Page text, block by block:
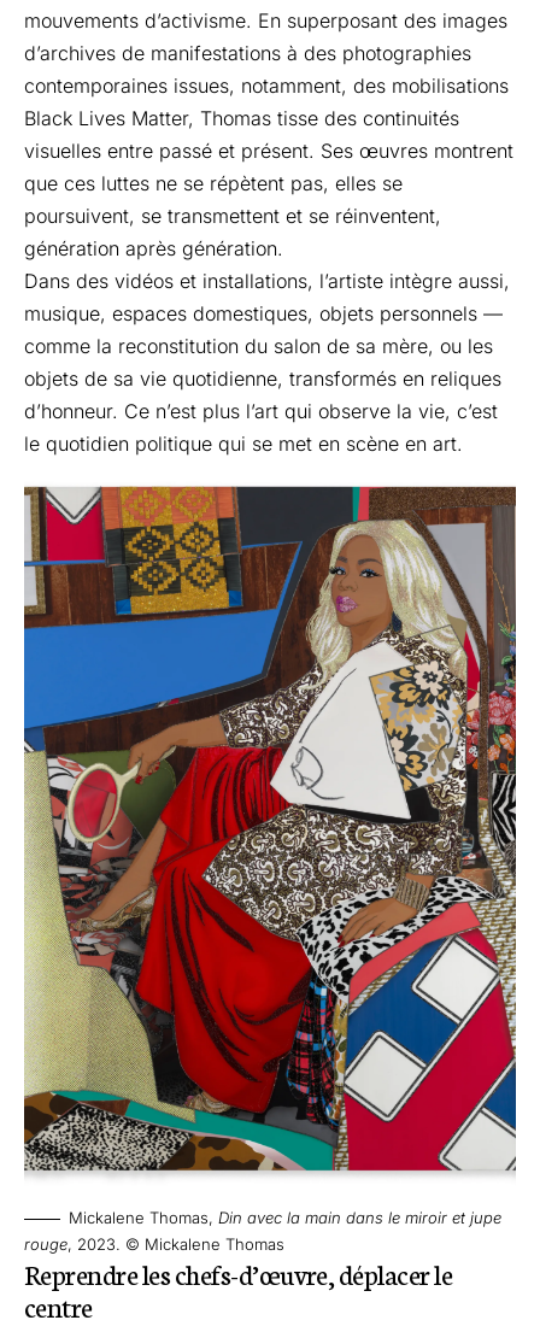
mouvements d’activisme. En superposant des images
d’archives de manifestations à des photographies
contemporaines issues, notamment, des mobilisations
Black Lives Matter, Thomas tisse des continuités
visuelles entre passé et présent. Ses œuvres montrent
que ces luttes ne se répètent pas, elles se
poursuivent, se transmettent et se réinventent,
génération après génération.
Dans des vidéos et installations, l’artiste intègre aussi,
musique, espaces domestiques, objets personnels —
comme la reconstitution du salon de sa mère, ou les
objets de sa vie quotidienne, transformés en reliques
d’honneur. Ce n’est plus l’art qui observe la vie, c’est
le quotidien politique qui se met en scène en art.
Mickalene Thomas, Din avec la main dans le miroir et jupe
rouge, 2023. © Mickalene Thomas
Reprendre les chefs-d’œuvre, déplacer le
centre